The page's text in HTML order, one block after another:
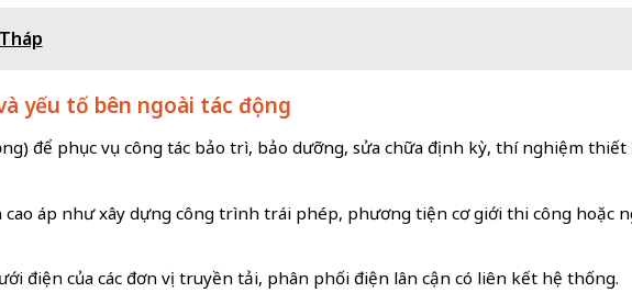
yếu tố bên ngoài tác động
để phục vụ công tác bảo trì, bảo dưỡng, sửa chữa định kỳ, thí nghiệm thiết
áp như xây dựng công trình trái phép, phương tiện cơ giới thi công hoặc
điện của các đơn vị truyền tải, phân phối điện lân cận có liên kết hệ thống.